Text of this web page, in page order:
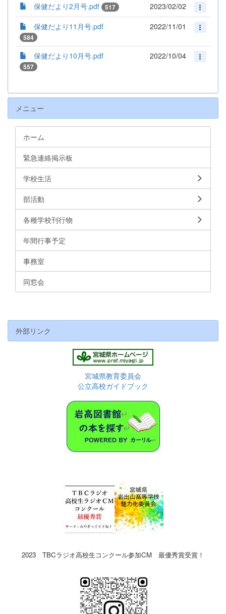
保健だより2月号.pdf
517
2023/02/02
保健だより11月号.pdf
584
2022/11/01
保健だより10月号.pdf
557
2022/10/04
メニュー
ホーム
緊急連絡掲示板
学校生活
部活動
各種学校刊行物
年間行事予定
事務室
同窓会
外部リンク
宮城県教育委員会
公立高校ガイドブック
2023 TBCラジオ高校生コンクール参加CM 最優秀賞受賞！